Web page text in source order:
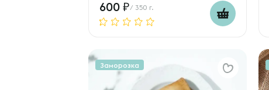
600 / 350 г.
Заморозка